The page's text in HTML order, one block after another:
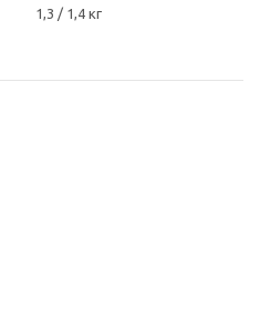
1,3 / 1,4 кг